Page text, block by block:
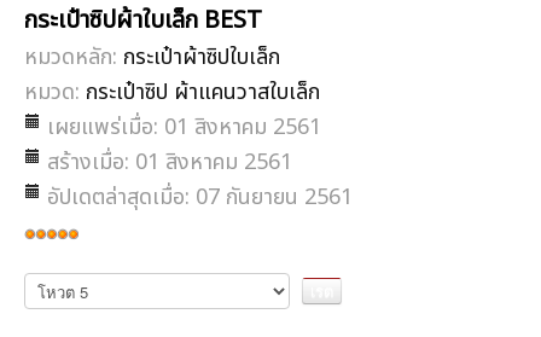
กระเป๋าซิปผ้าใบเล็ก BEST
หมวดหลัก: กระเป๋าผ้าซิปใบเล็ก
หมวด: กระเป๋าซิป ผ้าแคนวาสใบเล็ก
เผยแพร่เมื่อ: 01 สิงหาคม 2561
สร้างเมื่อ: 01 สิงหาคม 2561
อัปเดตล่าสุดเมื่อ: 07 กันยายน 2561
ให้
เรต
สมาชิก:5/5
กรุณา
ให้